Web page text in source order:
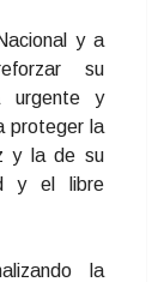
y a
su
urgente y
proteger la
y la de su
y el libre
la